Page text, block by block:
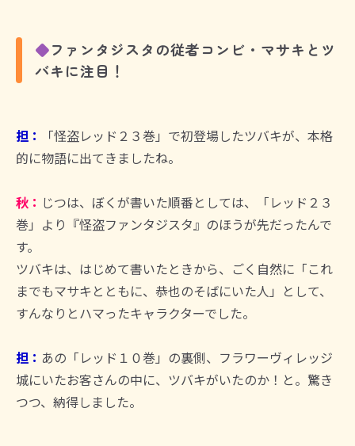
◆ファンタジスタの従者コンビ・マサキとツ
バキに注目！
担：
「怪盗レッド２３巻」で初登場したツバキが、本格
的に物語に出てきましたね。
秋： じつは、ぼくが書いた順番としては、「レッド２３
巻」より『怪盗ファンタジスタ』のほうが先だったんで
す。
ツバキは、はじめて書いたときから、ごく自然に「これ
までもマサキとともに、恭也のそばにいた人」として、
すんなりとハマったキャラクターでした。
担： あの「レッド１０巻」の裏側、フラワーヴィレッジ
城にいたお客さんの中に、ツバキがいたのか！と。驚き
つつ、納得しました。